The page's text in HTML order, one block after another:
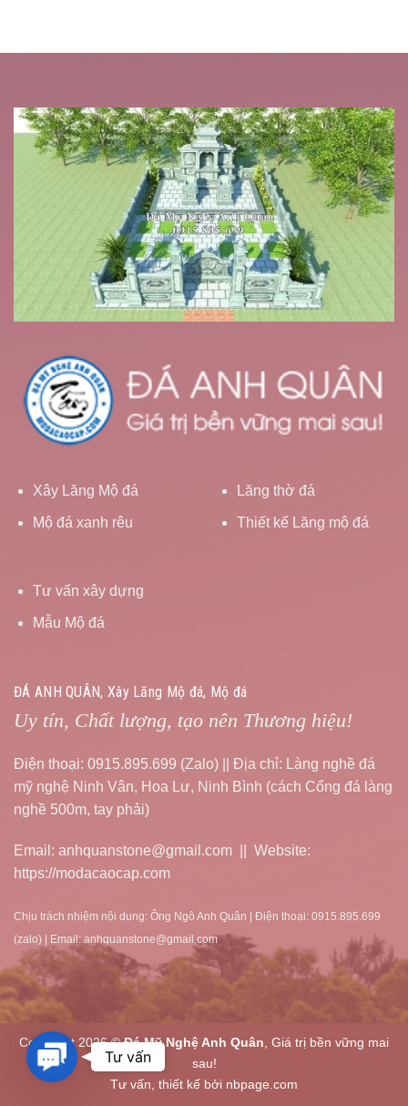
Xây Lăng Mộ đá
Mộ đá xanh rêu
Lăng thờ đá
Thiết kế Lăng mộ đá
Tư vấn xây dựng
Mẫu Mộ đá
ĐÁ ANH QUÂN, Xây Lăng Mộ đá, Mộ đá
Uy tín, Chất lượng, tạo nên Thương hiệu!
Điện thoại: 0915.895.699 (Zalo) || Địa chỉ: Làng nghề đá
mỹ nghệ Ninh Vân, Hoa Lư, Ninh Bình (cách Cổng đá làng
nghề 500m, tay phải)
Email: anhquanstone@gmail.com || Website:
https://modacaocap.com
Chịu trách nhiệm nội dung: Ông Ngô Anh Quân | Điện thoại: 0915.895.699
(zalo) | Email: anhquanstone@gmail.com
Copyright 2026 ©Đá Mỹ Nghệ Anh Quân , Giá trị bền vững mai
sau!
Tư vấn, thiết kế bởi nbpage.com
Contact
Us
Tư vấn